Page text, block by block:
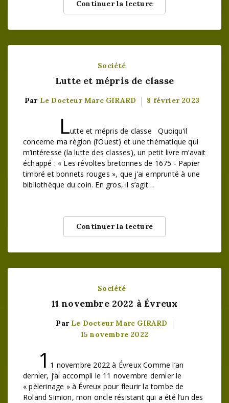
Continuer la lecture
Société
Lutte et mépris de classe
Par Le Docteur Marc GIRARD 8 février 2023
Lutte et mépris de classe Quoiqu’il
concerne ma région (l’Ouest) et une thématique qui
m’intéresse (la lutte des classes), un petit livre m’avait
échappé : « Les révoltes bretonnes de 1675 - Papier
timbré et bonnets rouges », que j’ai emprunté à une
bibliothèque du coin. En gros, il s’agit…
Continuer la lecture
Société
11 novembre 2022 à Évreux
Par Le Docteur Marc GIRARD
15 novembre 2022
1 1 novembre 2022 à Évreux Comme l’an
dernier, j’ai accompli le 11 novembre dernier le
« pèlerinage » à Évreux pour fleurir la tombe de
Roland Simion, mon oncle résistant qui a été l’un des